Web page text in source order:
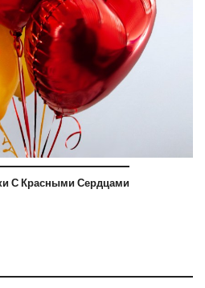
С Красными Сердцами